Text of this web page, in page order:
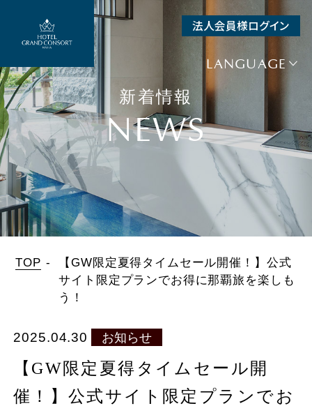
法人会員様ログイン
LANGUAGE
新着情報
NEWS
TOP
【GW限定夏得タイムセール開催！】公式
サイト限定プランでお得に那覇旅を楽しも
う！
2025.04.30 お知らせ
【GW限定夏得タイムセール開
催！】公式サイト限定プランでお
SEARCH
宿泊予約
航空券＋宿泊
+ レンタカー＋宿泊
泊
人
宿泊プラン一覧